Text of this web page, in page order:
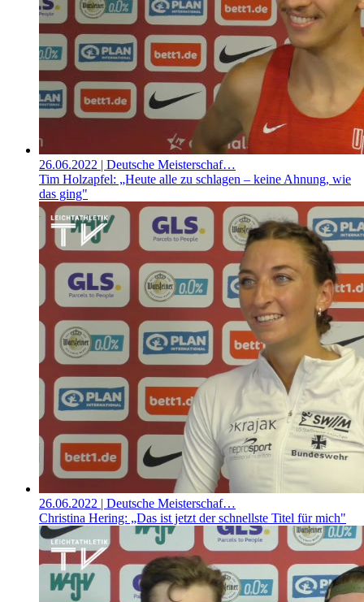
26.06.2022 | Deutsche Meisterschaf…
Tim Holzapfel: „Heute alle zu schlagen – keine Ahnung, wie
das ging"
26.06.2022 | Deutsche Meisterschaf…
Christina Hering: „Das ist jetzt der schnellste Titel für mich"